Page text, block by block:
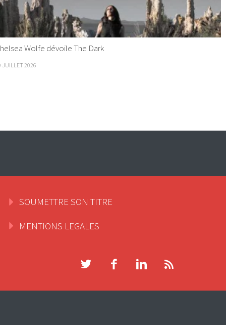
Wolfe dévoile The Dark
JUILLET 2026
SOUMETTRE SON TITRE
MENTIONS LEGALES